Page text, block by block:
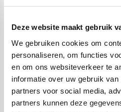
Deze website maakt gebruik
We gebruiken cookies om
personaliseren, om functies
en om ons websiteverkeer te
informatie over uw gebruik
partners voor social media,
partners kunnen deze
03fotos